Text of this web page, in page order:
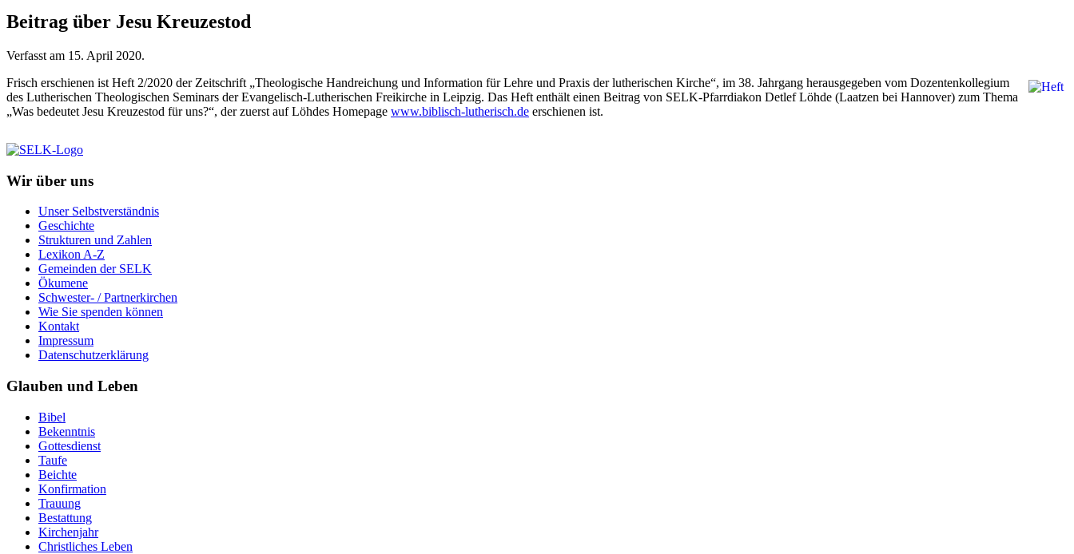
Beitrag über Jesu Kreuzestod
Verfasst am 15. April 2020.
Frisch erschienen ist Heft 2/2020 der Zeitschrift „Theologische Handreichung und Information für Lehre und Praxis der lutherischen Kirche“, im 38. Jahrgang herausgegeben vom Dozentenkollegium
des Lutherischen Theologischen Seminars der Evangelisch-Lutherischen Freikirche in Leipzig. Das Heft enthält einen Beitrag von SELK-Pfarrdiakon Detlef Löhde (Laatzen bei Hannover) zum Thema
„Was bedeutet Jesu Kreuzestod für uns?“, der zuerst auf Löhdes Homepage www.biblisch-lutherisch.de erschienen ist.
Wir über uns
Unser Selbstverständnis
Geschichte
Strukturen und Zahlen
Lexikon A-Z
Gemeinden der SELK
Ökumene
Schwester- / Partnerkirchen
Wie Sie spenden können
Kontakt
Impressum
Datenschutzerklärung
Glauben und Leben
Bibel
Bekenntnis
Gottesdienst
Taufe
Beichte
Konfirmation
Trauung
Bestattung
Kirchenjahr
Christliches Leben